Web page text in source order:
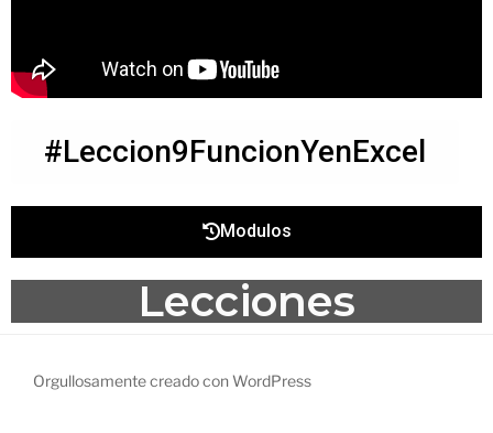
#Leccion9FuncionYenExcel
Modulos
Lecciones
Orgullosamente creado con WordPress